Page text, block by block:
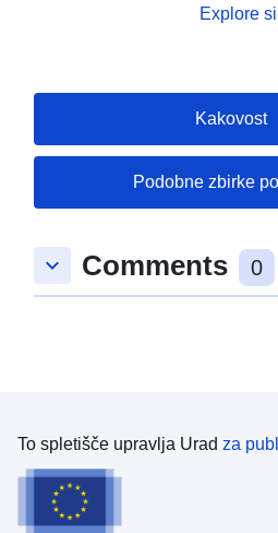
Explore
Kakovost
Podobne zbirke
keyboard_arrow_down Comments 0
To spletišče upravlja Urad za